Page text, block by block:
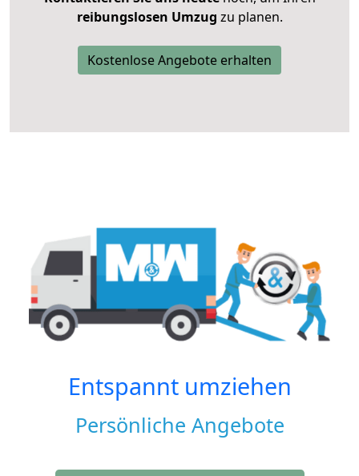
reibungslosen Umzug zu planen.
Kostenlose Angebote erhalten
Entspannt umziehen
Persönliche Angebote